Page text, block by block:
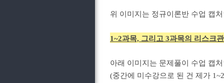
위 이미지는 정규이론반 수업 캡
1~2과목, 그리고 3과목의 리스크
아래 이미지는 문제풀이 수업 캡
(중간에 미수강으로 된 건 제가